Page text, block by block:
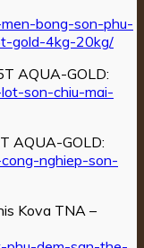
bong-son-phu-
gold-4kg-20kg/
AQUA-GOLD:
son-chiu-mai-
AQUA-GOLD:
nghiep-son-
Kova TNA –